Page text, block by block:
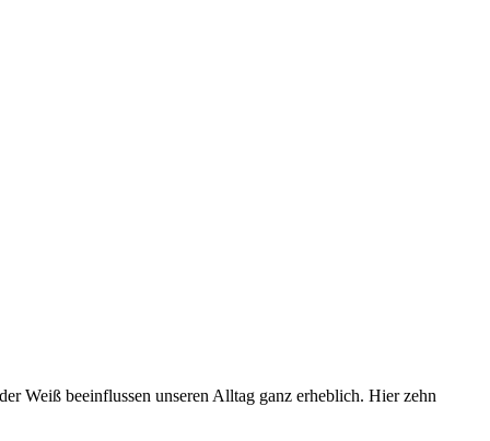
Weiß beeinflussen unseren Alltag ganz erheblich. Hier zehn